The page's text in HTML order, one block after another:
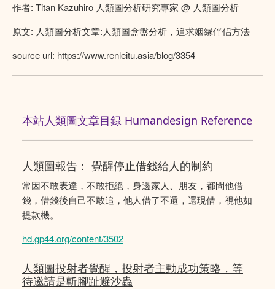
作者: Titan Kazuhiro 人類圖分析研究專家 @ 人類圖分析
原文: 人類圖分析文章:人類圖盒盤分析，追求姻縁伴侣方法
source url: https://www.renleitu.asia/blog/3354
本站人類圖文章目録 Humandesign Reference
人類圖報告： 覺醒停止借錢給人的制約
常因不敢表達，不敢拒絕，身邊家人、朋友，都問他借
錢，借錢後自己不敢追，他人借了不還，還現借，視他如
提款機。
hd.gp44.org/content/3502
人類圖投射者覺醒，投射者主動成功策略，等
待邀請是斬腳趾避沙蟲